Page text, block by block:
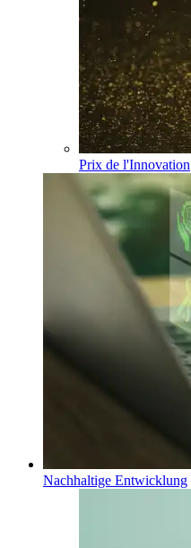
Prix de l'Innovation
Nachhaltige Entwicklung